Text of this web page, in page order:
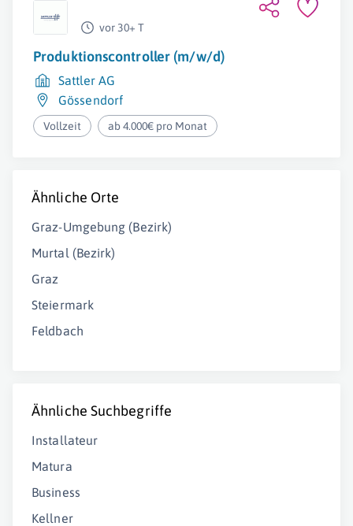
vor 30+ T
Produktionscontroller (m/w/d)
Sattler AG
Gössendorf
Vollzeit ab 4.000€ pro Monat
Ähnliche Orte
Graz-Umgebung (Bezirk)
Murtal (Bezirk)
Graz
Steiermark
Feldbach
Ähnliche Suchbegriffe
Installateur
Matura
Business
Kellner